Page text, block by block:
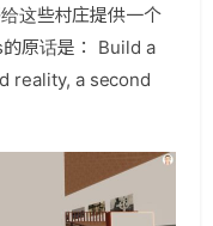
这些村庄提供一个
原话是： Build a
reality, a second